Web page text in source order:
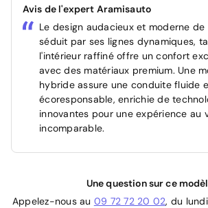
Avis de l'expert Aramisauto
Le design audacieux et moderne de
séduit par ses lignes dynamiques,
l'intérieur raffiné offre un confort
avec des matériaux premium. Une
hybride assure une conduite fluide
écoresponsable, enrichie de
innovantes pour une expérience au
incomparable.
Une question sur ce
Appelez-nous au 09 72 72 20 02, du